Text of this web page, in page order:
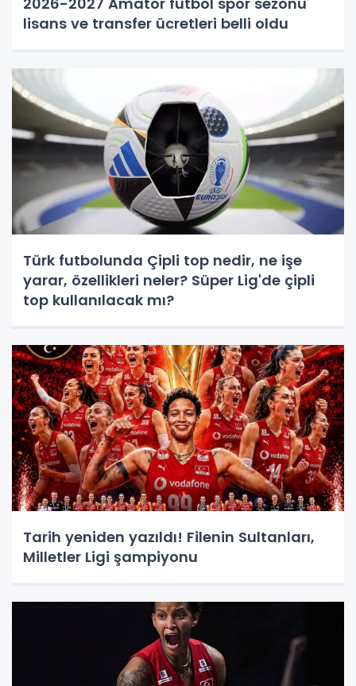
lisans ve transfer ücretleri belli oldu
Türk futbolunda Çipli top nedir, ne işe
yarar, özellikleri neler? Süper Lig'de çipli
top kullanılacak mı?
Tarih yeniden yazıldı! Filenin Sultanları,
Milletler Ligi şampiyonu